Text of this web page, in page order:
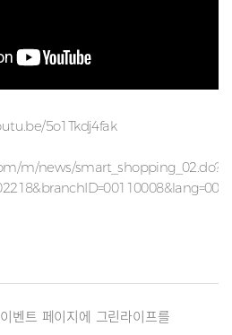
5o1Tkdj4fak
m/news/smart_shopping_02.do?
벤트 페이지에 그린라이프를